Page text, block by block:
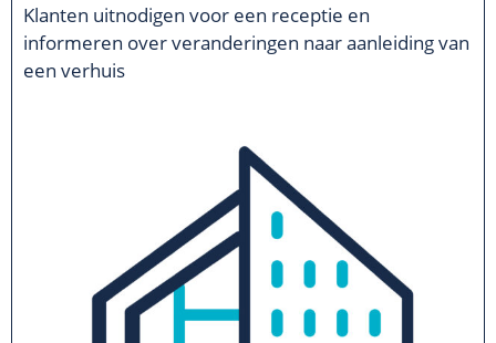
Klanten uitnodigen voor een receptie en
informeren over veranderingen naar aanleiding van
een verhuis